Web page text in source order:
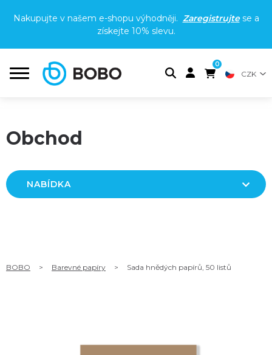
Nakupujte v našem e-shopu výhodněji. Zaregistrujtese a
získejte 10% slevu.
0
CZK
Obchod
NABÍDKA
BOBO > Barevné papíry > Sada hnědých papírů, 50 listů